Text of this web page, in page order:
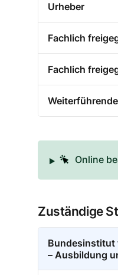
Urheber
Fachlich
Fachlich
Online
Zuständige
Bundesinstitut
– Ausbildung